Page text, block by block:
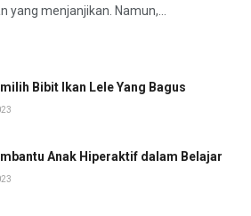
yang menjanjikan. Namun,...
Bibit Ikan Lele Yang Bagus
Anak Hiperaktif dalam Belajar